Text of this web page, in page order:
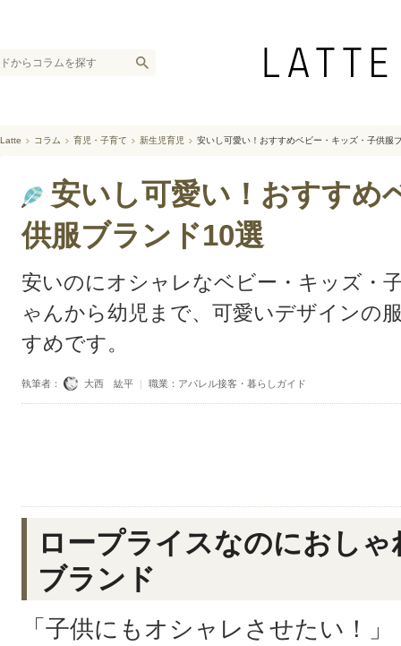
Latte コラム 育児・子育て 新生児育児 安いし可愛い！おすすめベビー・キッズ・子供服
安いし可愛い！おすすめ
供服ブランド10選
安いのにオシャレなベビー・キッズ・
ゃんから幼児まで、可愛いデザインの
すめです。
執筆者： 大西 紘平 ｜ 職業：アパレル接客・暮らしガイド
ロープライスなのにおし
ブランド
「子供にもオシャレさせたい！」